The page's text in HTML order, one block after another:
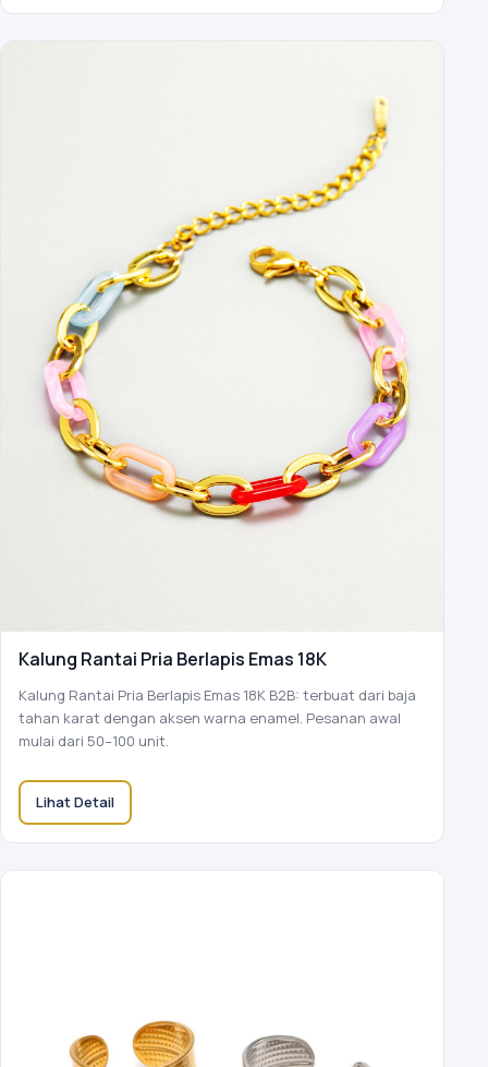
Kalung Rantai Pria Berlapis Emas 18K
Kalung Rantai Pria Berlapis Emas 18K B2B: terbuat dari baja
tahan karat dengan aksen warna enamel. Pesanan awal
mulai dari 50–100 unit.
Lihat Detail